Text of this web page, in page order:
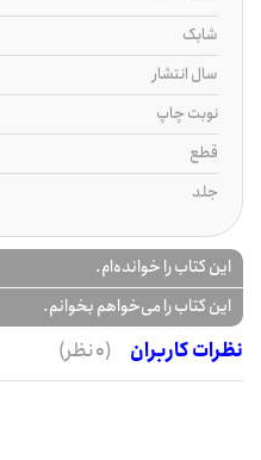
شابک
سال انتشار
نوبت چاپ
قطع
جلد
این کتاب را خوانده‌ام.
این کتاب را می‌خواهم بخوانم.
نظرات کاربران
(0 نظر)